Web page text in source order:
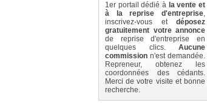
1er portail dédié à la vente et
à la reprise d'entreprise,
inscrivez-vous et déposez
gratuitement votre annonce
de reprise d'entreprise en
quelques clics. Aucune
commission n'est demandée.
Repreneur, obtenez les
coordonnées des cédants.
Merci de votre visite et bonne
recherche.